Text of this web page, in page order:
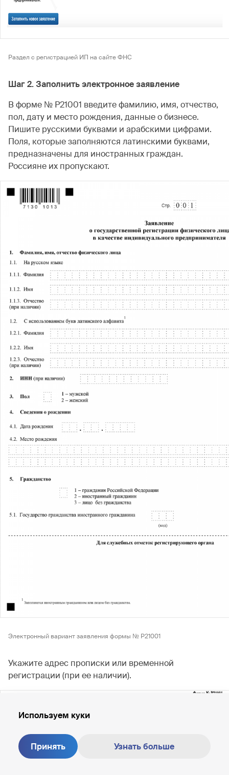
Раздел с регистрацией ИП на сайте ФНС
Шаг 2. Заполнить электронное заявление
В форме № Р21001 введите фамилию, имя, отчество,
пол, дату и место рождения, данные о бизнесе.
Пишите русскими буквами и арабскими цифрами.
Поля, которые заполняются латинскими буквами,
предназначены для иностранных граждан.
Россияне их пропускают.
Электронный вариант заявления формы № Р21001
Укажите адрес прописки или временной
регистрации (при ее наличии).
Используем куки
Принять Узнать больше